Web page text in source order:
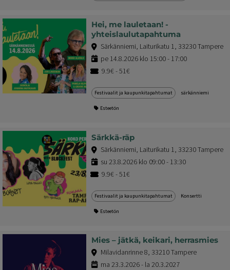
Hei, me lauletaan! -
yhteislaulutapahtuma
Särkänniemi, Laiturikatu 1, 33230 Tampere
pe 14.8.2026 klo 15:00 - 17:00
9.9€ - 51€
Festivaalit ja kaupunkitapahtumat särkänniemi
Esteetön
Särkkä-räp
Särkänniemi, Laiturikatu 1, 33230 Tampere
su 23.8.2026 klo 09:00 - 13:30
9.9€ - 51€
Festivaalit ja kaupunkitapahtumat Konsertti
Esteetön
Mies – jätkä, keikari, herrasmies
Milavidanrinne 8, 33210 Tampere
ma 23.3.2026 - la 20.3.2027